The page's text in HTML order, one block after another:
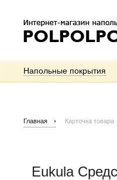
Напольные покрытия
Главная Карточка товара
Eukula